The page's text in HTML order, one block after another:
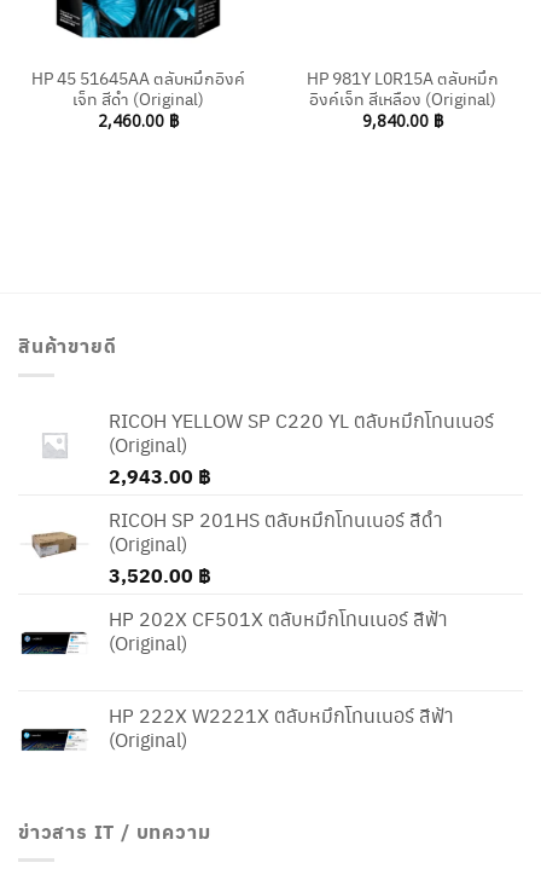
HP 45 51645AA ตลับหมึกอิงค์
เจ็ท สีดำ (Original)
2,460.00 ฿
HP 981Y L0R15A ตลับหมึก
อิงค์เจ็ท สีเหลือง (Original)
9,840.00 ฿
สินค้าขายดี
RICOH YELLOW SP C220 YL ตลับหมึกโทนเนอร์
(Original)
2,943.00 ฿
RICOH SP 201HS ตลับหมึกโทนเนอร์ สีดำ
(Original)
3,520.00 ฿
HP 202X CF501X ตลับหมึกโทนเนอร์ สีฟ้า
(Original)
HP 222X W2221X ตลับหมึกโทนเนอร์ สีฟ้า
(Original)
ข่าวสาร IT / บทความ